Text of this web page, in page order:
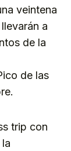
veintena
a
de la
de las
trip con